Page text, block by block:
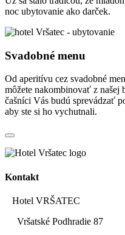
noc ubytovanie ako darček.
Svadobné menu
Od aperitívu cez svadobné
môžete nakombinovať z našej
čašníci Vás budú sprevádzať
aby ste si ho vychutnali.
Kontakt
Hotel VRŠATEC
Vršatské Podhradie 87